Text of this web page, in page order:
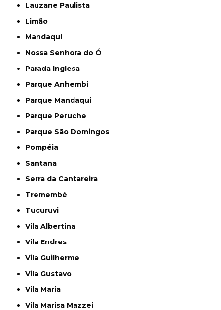
Lauzane Paulista
Limão
Mandaqui
Nossa Senhora do Ó
Parada Inglesa
Parque Anhembi
Parque Mandaqui
Parque Peruche
Parque São Domingos
Pompéia
Santana
Serra da Cantareira
Tremembé
Tucuruvi
Vila Albertina
Vila Endres
Vila Guilherme
Vila Gustavo
Vila Maria
Vila Marisa Mazzei